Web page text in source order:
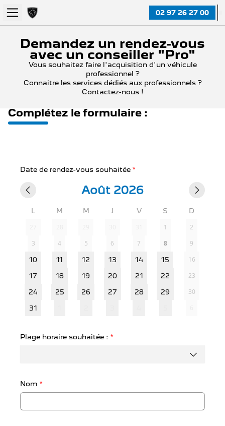
02 97 26 27 00
Demandez un rendez-vous
avec un conseiller "Pro"
Vous souhaitez faire l'acquisition d'un véhicule
professionnel ?
Connaitre les services dédiés aux professionnels ?
Contactez-nous !
Complétez le formulaire :
Date de rendez-vous souhaitée *
Août 2026
L M M J V S D
1
2
3
4 5 6 7 8 9
10 11 12 13 14 15 16
17 18 19 20 21 22 23
24 25 26 27 28 29 30
31
Plage horaire souhaitée : *
Nom *